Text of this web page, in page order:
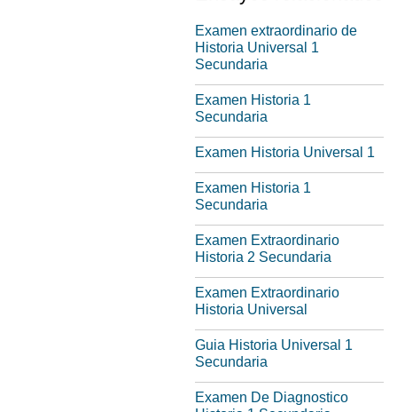
Examen еxtraordinario de
Historia Universal 1
Secundaria
Examen Historia 1
Secundaria
Examen Historia Universal 1
Examen Historia 1
Secundaria
Examen Extraordinario
Historia 2 Secundaria
Examen Extraordinario
Historia Universal
Guia Historia Universal 1
Secundaria
Examen De Diagnostico